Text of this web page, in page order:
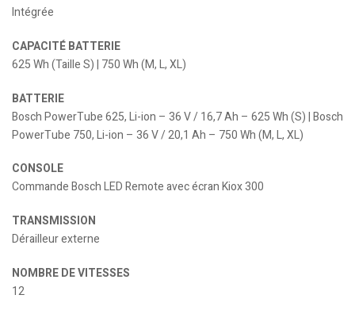
Intégrée
CAPACITÉ BATTERIE
625 Wh (Taille S) | 750 Wh (M, L, XL)
BATTERIE
Bosch PowerTube 625, Li-ion – 36 V / 16,7 Ah – 625 Wh (S) | Bosch
PowerTube 750, Li-ion – 36 V / 20,1 Ah – 750 Wh (M, L, XL)
CONSOLE
Commande Bosch LED Remote avec écran Kiox 300
TRANSMISSION
Dérailleur externe
NOMBRE DE VITESSES
12